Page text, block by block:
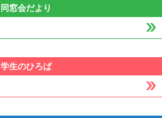
同窓会だより
学生のひろば